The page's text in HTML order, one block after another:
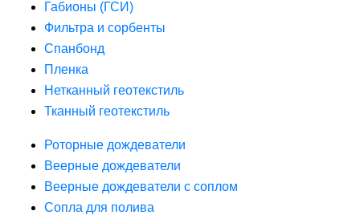
Габионы (ГСИ)
Фильтра и сорбенты
Спанбонд
Пленка
Нетканный геотекстиль
Тканный геотекстиль
Роторные дождеватели
Веерные дождеватели
Веерные дождеватели с соплом
Сопла для полива